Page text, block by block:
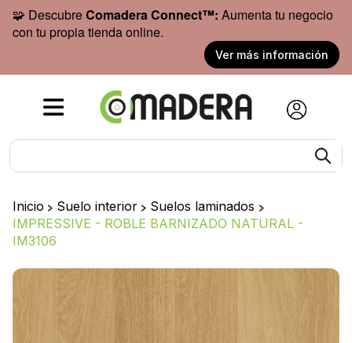
🧩 DescubreComadera Connect™: Aumenta tu negocio
con tu propia tienda online.
Ver más información
Inicio > Suelo interior > Suelos laminados >
IMPRESSIVE - ROBLE BARNIZADO NATURAL -
IM3106